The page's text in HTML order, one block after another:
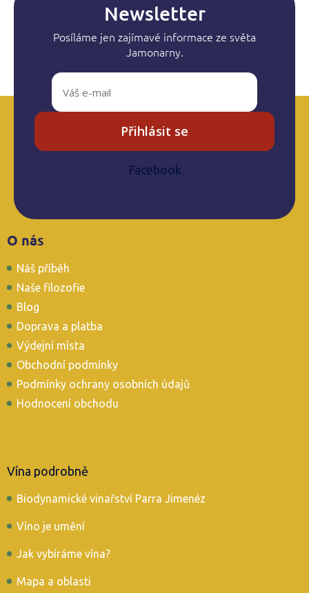
í
p
r
k
y
p
i
s
u
Newsletter
Posíláme jen zajímavé informace ze světa
Jamonarny.
Přihlásit se
Facebook
O nás
Náš příběh
Naše filozofie
Blog
Doprava a platba
Výdejní místa
Obchodní podmínky
Podmínky ochrany osobních údajů
Hodnocení obchodu
Vína podrobně
Biodynamické vinařství Parra Jimenéz
Víno je umění
Jak vybíráme vína?
Mapa a oblasti